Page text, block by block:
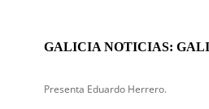
GALICIA NOTICIAS:
Presenta Eduardo Herrero.